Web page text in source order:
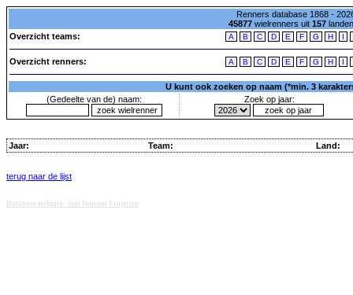
Renners database 1868 -
45877wielrenners uit 157
Overzicht teams:
A B C D E F G H I
Overzicht renners: A B C D E F G H I
U kunt ook zoeken op naam (*min. 3
(Gedeelte van de) naam:
Zoek op jaar:
Jaar: Team: Land:
terug naar de lijst
Database techniek: Sini Internet Projecten